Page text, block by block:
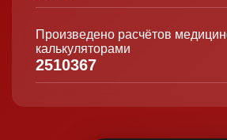
Произведено расчётов
калькуляторами
2510367